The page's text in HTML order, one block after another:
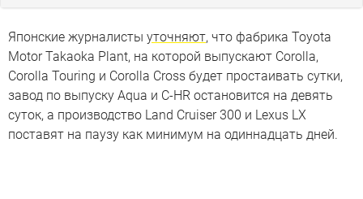
Японские журналисты уточняют, что фабрика Toyota
Motor Takaoka Plant, на которой выпускают Corolla,
Corolla Touring и Corolla Cross будет простаивать сутки,
завод по выпуску Aqua и C-HR остановится на девять
суток, а производство Land Cruiser 300 и Lexus LX
поставят на паузу как минимум на одиннадцать дней.